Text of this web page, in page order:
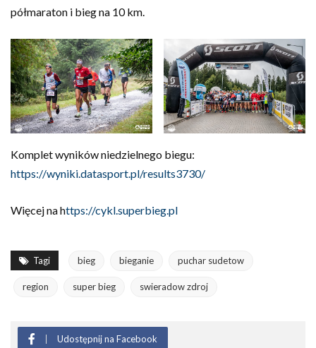
półmaraton i bieg na 10 km.
Komplet wyników niedzielnego biegu:
https://wyniki.datasport.pl/results3730/
Więcej na https://cykl.superbieg.pl
Tagi bieg bieganie puchar sudetow
region super bieg swieradow zdroj
Udostępnij na Facebook